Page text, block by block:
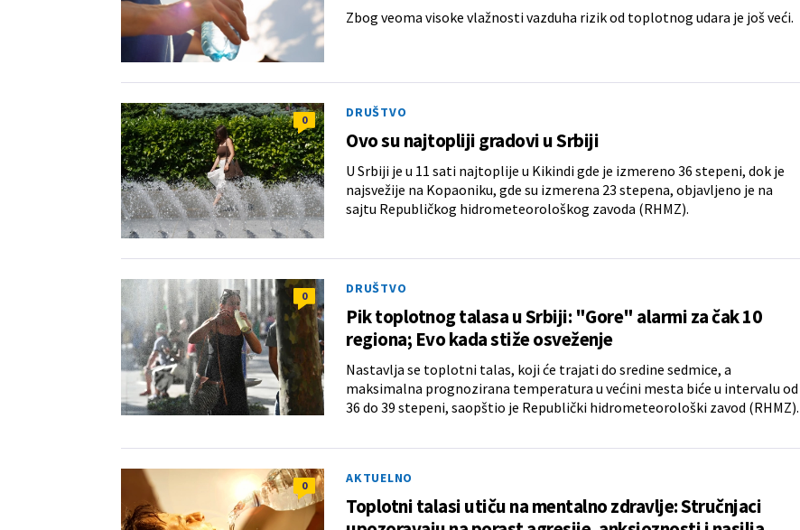
Zbog veoma visoke vlažnosti vazduha rizik od toplotnog udara je još veći.
0 DRUŠTVO
Ovo su najtopliji gradovi u Srbiji
U Srbiji je u 11 sati najtoplije u Kikindi gde je izmereno 36 stepeni, dok je
najsvežije na Kopaoniku, gde su izmerena 23 stepena, objavljeno je na
sajtu Republičkog hidrometeorološkog zavoda (RHMZ).
0 DRUŠTVO
Pik toplotnog talasa u Srbiji: "Gore" alarmi za čak 10
regiona; Evo kada stiže osveženje
Nastavlja se toplotni talas, koji će trajati do sredine sedmice, a
maksimalna prognozirana temperatura u većini mesta biće u intervalu od
36 do 39 stepeni, saopštio je Republički hidrometeorološki zavod (RHMZ).
0 AKTUELNO
Toplotni talasi utiču na mentalno zdravlje: Stručnjaci